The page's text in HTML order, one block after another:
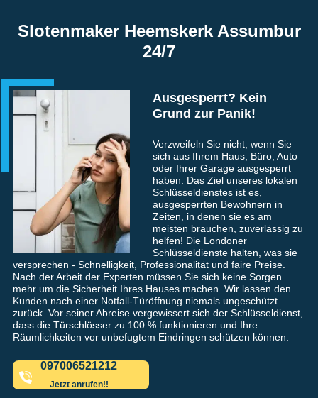
Slotenmaker Heemskerk Assumbur
24/7
Ausgesperrt? Kein
Grund zur Panik!
Verzweifeln Sie nicht, wenn Sie
sich aus Ihrem Haus, Büro, Auto
oder Ihrer Garage ausgesperrt
haben. Das Ziel unseres lokalen
Schlüsseldienstes ist es,
ausgesperrten Bewohnern in
Zeiten, in denen sie es am
meisten brauchen, zuverlässig zu
helfen! Die Londoner
Schlüsseldienste halten, was sie
versprechen - Schnelligkeit, Professionalität und faire Preise.
Nach der Arbeit der Experten müssen Sie sich keine Sorgen
mehr um die Sicherheit Ihres Hauses machen. Wir lassen den
Kunden nach einer Notfall-Türöffnung niemals ungeschützt
zurück. Vor seiner Abreise vergewissert sich der Schlüsseldienst,
dass die Türschlösser zu 100 % funktionieren und Ihre
Räumlichkeiten vor unbefugtem Eindringen schützen können.
097006521212
Jetzt anrufen!!